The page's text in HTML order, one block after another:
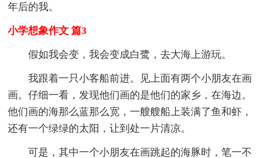
年后的我。
小学想象作文 篇3
假如我会变，我会变成白鹭，去大海上游玩。
我跟着一只小客船前进。见上面有两个小朋友在画
画。仔细一看，发现他们画的是他们的家乡，在海边。
他们画的海那么蓝那么宽，一艘艘船上装满了鱼和虾，
还有一个绿绿的太阳，让到处一片清凉。
可是，其中一个小朋友在画跳起的海豚时，笔一不